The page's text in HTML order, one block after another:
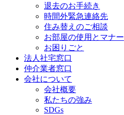
退去のお手続き
時間外緊急連絡先
住み替えのご相談
お部屋の使用とマナー
お困りごと
法人社宅窓口
仲介業者窓口
会社について
会社概要
私たちの強み
SDGs